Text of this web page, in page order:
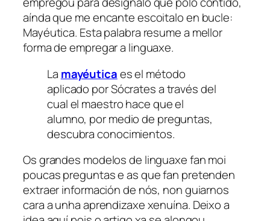
aínda que me encante escoitalo en bucle:
Mayéutica. Esta palabra resume a mellor
forma de empregar a linguaxe.
La mayéuticaes el método
aplicado por Sócrates a través del
cual el maestro hace que el
alumno, por medio de preguntas,
descubra conocimientos.
Os grandes modelos de linguaxe fan moi
poucas preguntas e as que fan pretenden
extraer información de nós, non guiarnos
cara a unha aprendizaxe xenuína. Deixo a